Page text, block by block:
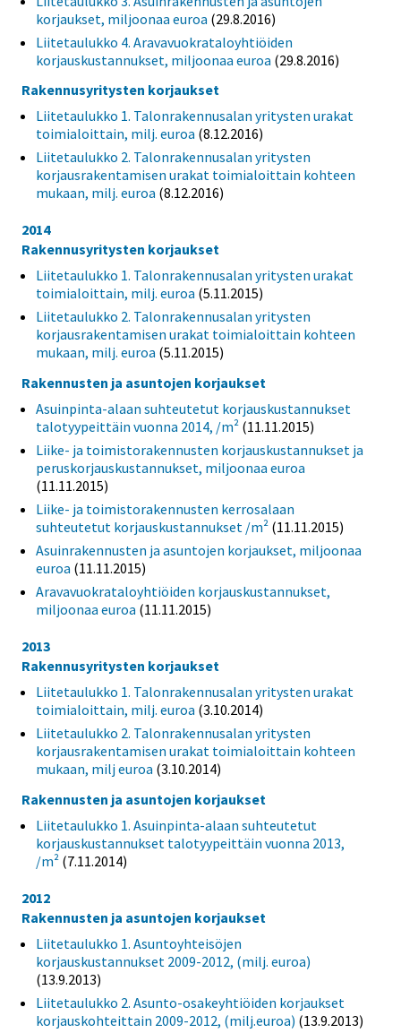
korjaukset, miljoonaa euroa (29.8.2016)
Liitetaulukko 4. Aravavuokrataloyhtiöiden
korjauskustannukset, miljoonaa euroa (29.8.2016)
Rakennusyritysten korjaukset
Liitetaulukko 1. Talonrakennusalan yritysten urakat
toimialoittain, milj. euroa (8.12.2016)
Liitetaulukko 2. Talonrakennusalan yritysten
korjausrakentamisen urakat toimialoittain kohteen
mukaan, milj. euroa (8.12.2016)
2014
Rakennusyritysten korjaukset
Liitetaulukko 1. Talonrakennusalan yritysten urakat
toimialoittain, milj. euroa (5.11.2015)
Liitetaulukko 2. Talonrakennusalan yritysten
korjausrakentamisen urakat toimialoittain kohteen
mukaan, milj. euroa (5.11.2015)
Rakennusten ja asuntojen korjaukset
Asuinpinta-alaan suhteutetut korjauskustannukset
talotyypeittäin vuonna 2014, /m² (11.11.2015)
Liike- ja toimistorakennusten korjauskustannukset ja
peruskorjauskustannukset, miljoonaa euroa
(11.11.2015)
Liike- ja toimistorakennusten kerrosalaan
suhteutetut korjauskustannukset /m² (11.11.2015)
Asuinrakennusten ja asuntojen korjaukset, miljoonaa
euroa (11.11.2015)
Aravavuokrataloyhtiöiden korjauskustannukset,
miljoonaa euroa (11.11.2015)
2013
Rakennusyritysten korjaukset
Liitetaulukko 1. Talonrakennusalan yritysten urakat
toimialoittain, milj. euroa (3.10.2014)
Liitetaulukko 2. Talonrakennusalan yritysten
korjausrakentamisen urakat toimialoittain kohteen
mukaan, milj euroa (3.10.2014)
Rakennusten ja asuntojen korjaukset
Liitetaulukko 1. Asuinpinta-alaan suhteutetut
korjauskustannukset talotyypeittäin vuonna 2013,
/m² (7.11.2014)
2012
Rakennusten ja asuntojen korjaukset
Liitetaulukko 1. Asuntoyhteisöjen
korjauskustannukset 2009-2012, (milj. euroa)
(13.9.2013)
Liitetaulukko 2. Asunto-osakeyhtiöiden korjaukset
korjauskohteittain 2009-2012, (milj.euroa) (13.9.2013)